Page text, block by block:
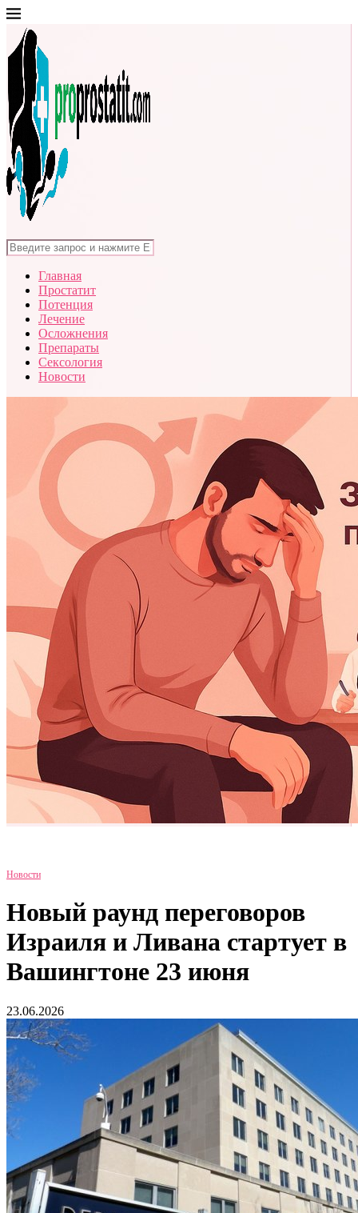
Главная
Простатит
Потенция
Лечение
Осложнения
Препараты
Сексология
Новости
Новости
Новый раунд переговоров
Израиля и Ливана стартует в
Вашингтоне 23 июня
23.06.2026